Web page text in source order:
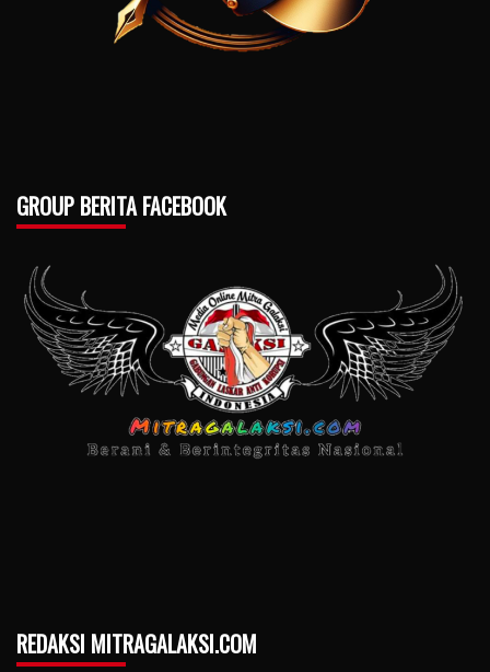
GROUP BERITA FACEBOOK
REDAKSI MITRAGALAKSI.COM